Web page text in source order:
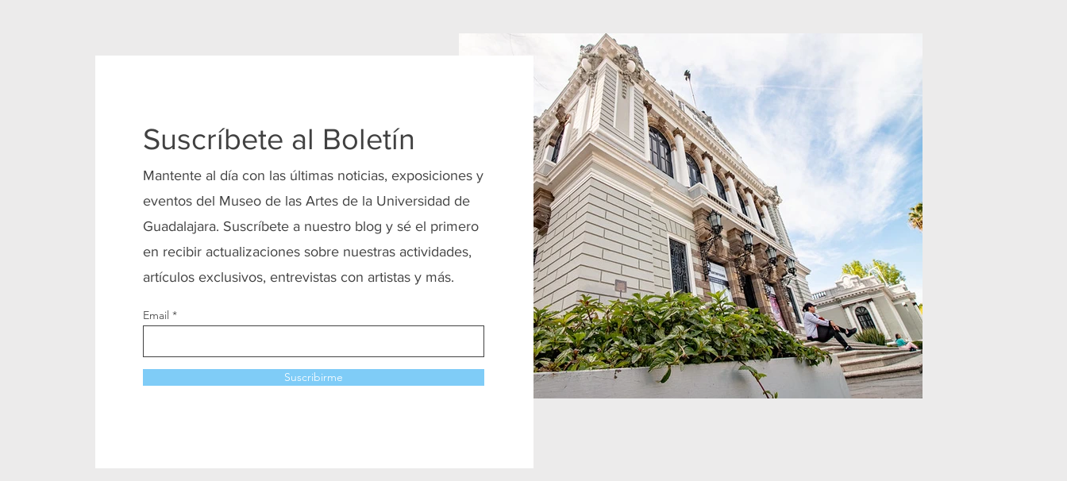
Suscríbete al Boletín
Mantente al día con las últimas noticias, exposiciones y
eventos del Museo de las Artes de la Universidad de
Guadalajara. Suscríbete a nuestro blog y sé el primero
en recibir actualizaciones sobre nuestras actividades,
artículos exclusivos, entrevistas con artistas y más.
Email
Suscribirme